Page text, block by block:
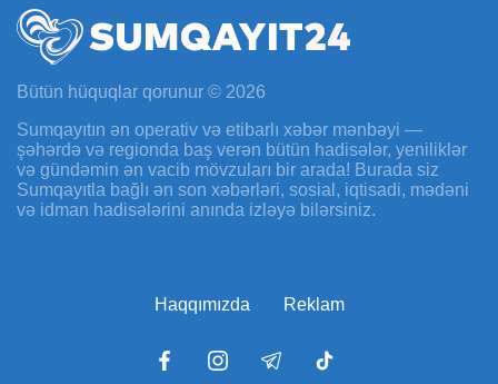
Bütün hüquqlar qorunur © 2026
Sumqayıtın ən operativ və etibarlı xəbər mənbəyi —
şəhərdə və regionda baş verən bütün hadisələr, yeniliklər
və gündəmin ən vacib mövzuları bir arada! Burada siz
Sumqayıtla bağlı ən son xəbərləri, sosial, iqtisadi, mədəni
və idman hadisələrini anında izləyə bilərsiniz.
Haqqımızda Reklam